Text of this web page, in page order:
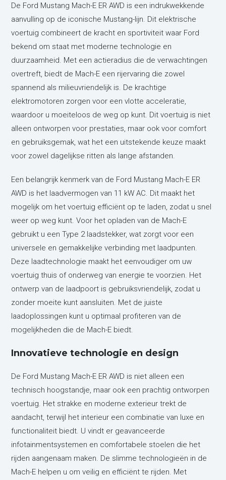
De Ford Mustang Mach-E ER AWD is een indrukwekkende
aanvulling op de iconische Mustang-lijn. Dit elektrische
voertuig combineert de kracht en sportiviteit waar Ford
bekend om staat met moderne technologie en
duurzaamheid. Met een actieradius die de verwachtingen
overtreft, biedt de Mach-E een rijervaring die zowel
spannend als milieuvriendelijk is. De krachtige
elektromotoren zorgen voor een vlotte acceleratie,
waardoor u moeiteloos de weg op kunt. Dit voertuig is niet
alleen ontworpen voor prestaties, maar ook voor comfort
en gebruiksgemak, wat het een uitstekende keuze maakt
voor zowel dagelijkse ritten als lange afstanden.
Een belangrijk kenmerk van de Ford Mustang Mach-E ER
AWD is het laadvermogen van 11 kW AC. Dit maakt het
mogelijk om het voertuig efficiënt op te laden, zodat u snel
weer op weg kunt. Voor het opladen van de Mach-E
gebruikt u een Type 2 laadstekker, wat zorgt voor een
universele en gemakkelijke verbinding met laadpunten.
Deze laadtechnologie maakt het eenvoudiger om uw
voertuig thuis of onderweg van energie te voorzien. Het
ontwerp van de laadpoort is gebruiksvriendelijk, zodat u
zonder moeite kunt aansluiten. Met de juiste
laadoplossingen kunt u optimaal profiteren van de
mogelijkheden die de Mach-E biedt.
Innovatieve technologie en design
De Ford Mustang Mach-E ER AWD is niet alleen een
technisch hoogstandje, maar ook een prachtig ontworpen
voertuig. Het strakke en moderne exterieur trekt de
aandacht, terwijl het interieur een combinatie van luxe en
functionaliteit biedt. U vindt er geavanceerde
infotainmentsystemen en comfortabele stoelen die het
rijden aangenaam maken. De slimme technologieën in de
Mach-E helpen u om veilig en efficiënt te rijden. Met